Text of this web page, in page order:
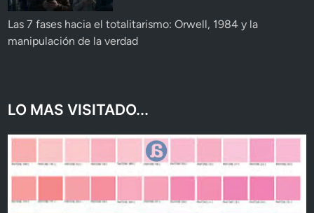
Las 7 fases hacia el totalitarismo: Orwell, 1984 y la
manipulación de la verdad
LO MAS VISITADO...